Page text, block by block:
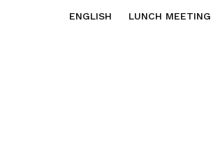
ENGLISH LUNCH MEETING